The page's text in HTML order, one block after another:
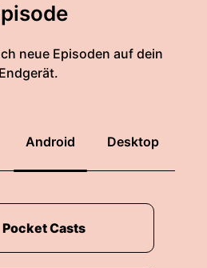
neue Episoden auf dein
Endgerät.
Android Desktop
Pocket Casts